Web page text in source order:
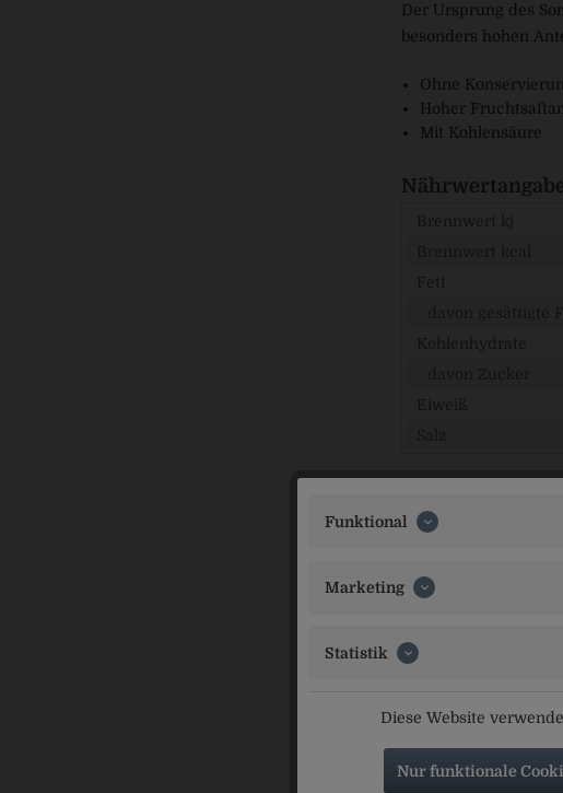
Der Ursprung des
besonders hohen
Ohne
Hoher
Mit Kohlensäure
Brennwert kj
Fett
Kohlenhydrate
Eiweiß
Natürliches
König Otto-Sprudel,
Ähnliche Artikel
Funktional
Marketing
Statistik
Diese Website
Nur funktionale